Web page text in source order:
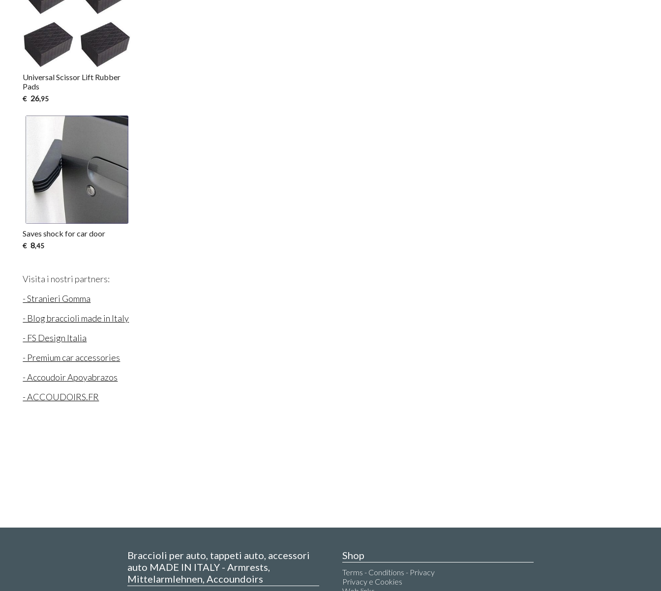
Universal Scissor Lift Rubber
Pads
€ 26,95
Saves shock for car door
€ 8,45
Visita i nostri partners:
- Stranieri Gomma
- Blog braccioli made in Italy
- FS Design Italia
- Premium car accessories
- Accoudoir Apoyabrazos
- ACCOUDOIRS.FR
Braccioli per auto, tappeti auto, accessori
auto MADE IN ITALY - Armrests,
Mittelarmlehnen, Accoundoirs
Shop
Terms - Conditions - Privacy
Privacy e Cookies